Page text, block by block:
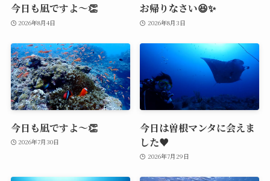
今日も凪ですよ～👏
2026年8月4日
お帰りなさい😆✨
2026年8月3日
今日も凪ですよ～👏
2026年7月30日
今日は曽根マンタに会えま
した♥️
2026年7月29日